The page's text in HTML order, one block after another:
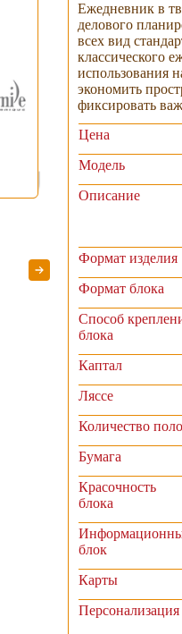
Ежедневник в
делового
всех вид
классического
использования
экономить
фиксировать
Цена
Модель
Описание
Формат изделия
Формат блока
Способ
блока
Каптал
Ляссе
Количество
Бумага
Красочность
блока
блок
Карты
Персонализация